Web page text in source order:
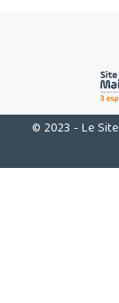
© 2023 - Le